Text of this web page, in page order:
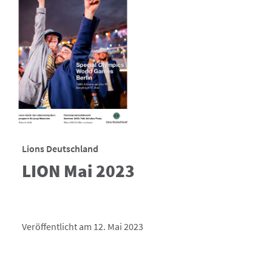
Lions Deutschland
LION Mai 2023
Veröffentlicht am 12. Mai 2023